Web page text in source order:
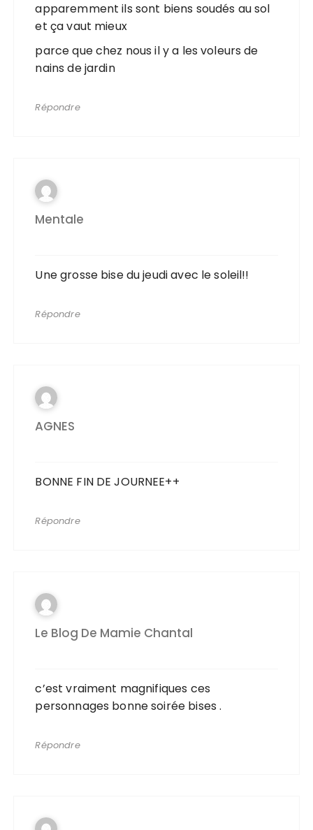
apparemment ils sont biens soudés au sol
et ça vaut mieux
parce que chez nous il y a les voleurs de
nains de jardin
Répondre
Mentale
Une grosse bise du jeudi avec le soleil!!
Répondre
AGNES
BONNE FIN DE JOURNEE++
Répondre
Le Blog De Mamie Chantal
c’est vraiment magnifiques ces
personnages bonne soirée bises .
Répondre